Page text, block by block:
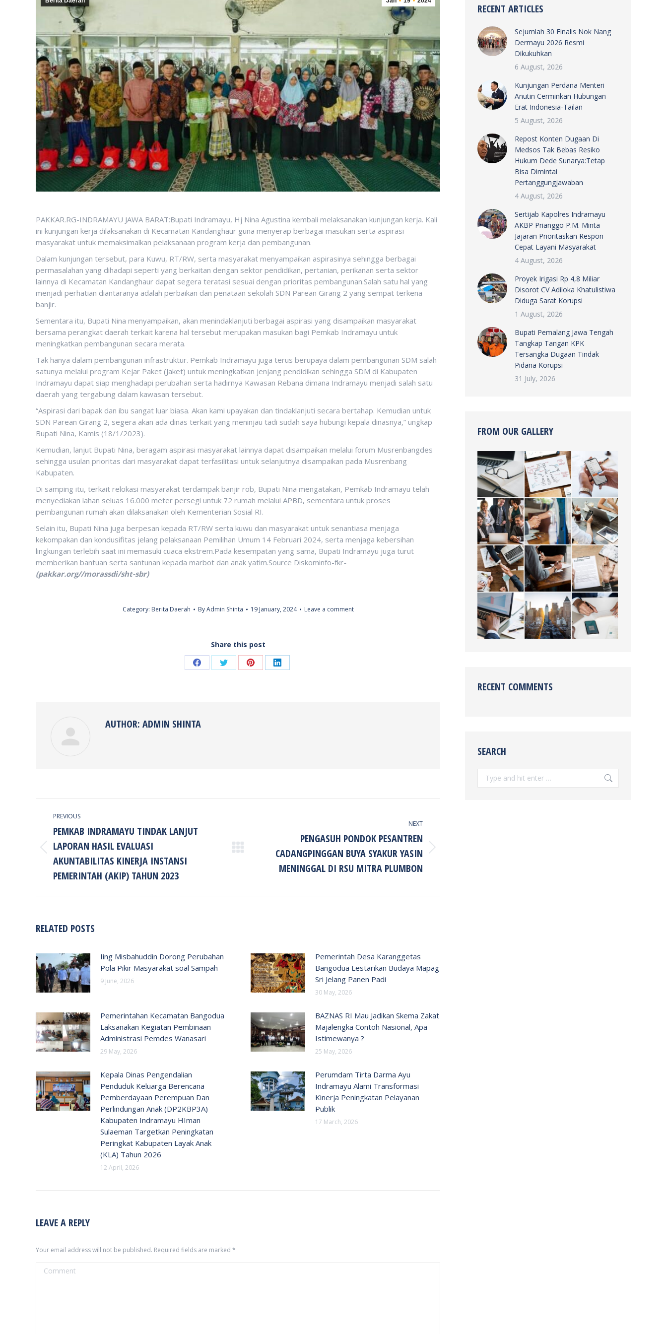
PAKKAR.RG-INDRAMAYU JAWA BARAT:Bupati Indramayu, Hj Nina Agustina kembali melaksanakan kunjungan kerja. Kali
ini kunjungan kerja dilaksanakan di Kecamatan Kandanghaur guna menyerap berbagai masukan serta aspirasi
masyarakat untuk memaksimalkan pelaksanaan program kerja dan pembangunan.
Dalam kunjungan tersebut, para Kuwu, RT/RW, serta masyarakat menyampaikan aspirasinya sehingga berbagai
permasalahan yang dihadapi seperti yang berkaitan dengan sektor pendidikan, pertanian, perikanan serta sektor
lainnya di Kecamatan Kandanghaur dapat segera teratasi sesuai dengan prioritas pembangunan.Salah satu hal yang
menjadi perhatian diantaranya adalah perbaikan dan penataan sekolah SDN Parean Girang 2 yang sempat terkena
banjir.
Sementara itu, Bupati Nina menyampaikan, akan menindaklanjuti berbagai aspirasi yang disampaikan masyarakat
bersama perangkat daerah terkait karena hal tersebut merupakan masukan bagi Pemkab Indramayu untuk
meningkatkan pembangunan secara merata.
Tak hanya dalam pembangunan infrastruktur. Pemkab Indramayu juga terus berupaya dalam pembangunan SDM salah
satunya melalui program Kejar Paket (Jaket) untuk meningkatkan jenjang pendidikan sehingga SDM di Kabupaten
Indramayu dapat siap menghadapi perubahan serta hadirnya Kawasan Rebana dimana Indramayu menjadi salah satu
daerah yang tergabung dalam kawasan tersebut.
“Aspirasi dari bapak dan ibu sangat luar biasa. Akan kami upayakan dan tindaklanjuti secara bertahap. Kemudian untuk
SDN Parean Girang 2, segera akan ada dinas terkait yang meninjau tadi sudah saya hubungi kepala dinasnya,” ungkap
Bupati Nina, Kamis (18/1/2023).
Kemudian, lanjut Bupati Nina, beragam aspirasi masyarakat lainnya dapat disampaikan melalui forum Musrenbangdes
sehingga usulan prioritas dari masyarakat dapat terfasilitasi untuk selanjutnya disampaikan pada Musrenbang
Kabupaten.
Di samping itu, terkait relokasi masyarakat terdampak banjir rob, Bupati Nina mengatakan, Pemkab Indramayu telah
menyediakan lahan seluas 16.000 meter persegi untuk 72 rumah melalui APBD, sementara untuk proses
pembangunan rumah akan dilaksanakan oleh Kementerian Sosial RI.
Selain itu, Bupati Nina juga berpesan kepada RT/RW serta kuwu dan masyarakat untuk senantiasa menjaga
kekompakan dan kondusifitas jelang pelaksanaan Pemilihan Umum 14 Februari 2024, serta menjaga kebersihan
lingkungan terlebih saat ini memasuki cuaca ekstrem.Pada kesempatan yang sama, Bupati Indramayu juga turut
memberikan bantuan serta santunan kepada marbot dan anak yatim.Source Diskominfo-fkr-
(pakkar.org//morassdi/sht-sbr)
Category: Berita Daerah ByAdmin Shinta 19 January, 2024 Leave a comment
Share this post
Share Share Share Share
AUTHOR: ADMIN SHINTA
NAVIGATION
PREVIOUS
Previous
post:
PEMKAB INDRAMAYU TINDAK LANJUT
LAPORAN HASIL EVALUASI
AKUNTABILITAS KINERJA INSTANSI
PEMERINTAH (AKIP) TAHUN 2023
NEXT
PENGASUH PONDOK PESANTREN
CADANGPINGGAN BUYA SYAKUR YASIN
MENINGGAL DI RSU MITRA PLUMBON
RELATED POSTS
Iing Misbahuddin Dorong Perubahan
Pola Pikir Masyarakat soal Sampah
9 June, 2026
Pemerintah Desa Karanggetas
Bangodua Lestarikan Budaya Mapag
Sri Jelang Panen Padi
30 May, 2026
Pemerintahan Kecamatan Bangodua
Laksanakan Kegiatan Pembinaan
Administrasi Pemdes Wanasari
29 May, 2026
BAZNAS RI Mau Jadikan Skema Zakat
Majalengka Contoh Nasional, Apa
Istimewanya ?
25 May, 2026
Kepala Dinas Pengendalian
Penduduk Keluarga Berencana
Pemberdayaan Perempuan Dan
Perlindungan Anak (DP2KBP3A)
Kabupaten Indramayu HIman
Sulaeman Targetkan Peningkatan
Peringkat Kabupaten Layak Anak
(KLA) Tahun 2026
12 April, 2026
Perumdam Tirta Darma Ayu
Indramayu Alami Transformasi
Kinerja Peningkatan Pelayanan
Publik
17 March, 2026
LEAVE A REPLY
Your email address will not be published. Required fields are marked *
Comment
RECENT ARTICLES
Sejumlah 30 Finalis Nok Nang
Dermayu 2026 Resmi
Dikukuhkan
6 August, 2026
Kunjungan Perdana Menteri
Anutin Cerminkan Hubungan
Erat Indonesia-Tailan
5 August, 2026
Repost Konten Dugaan Di
Medsos Tak Bebas Resiko
Hukum Dede Sunarya:Tetap
Bisa Dimintai
Pertanggungjawaban
4 August, 2026
Sertijab Kapolres Indramayu
AKBP Prianggo P.M. Minta
Jajaran Prioritaskan Respon
Cepat Layani Masyarakat
4 August, 2026
Proyek Irigasi Rp 4,8 Miliar
Disorot CV Adiloka Khatulistiwa
Diduga Sarat Korupsi
1 August, 2026
Bupati Pemalang Jawa Tengah
Tangkap Tangan KPK
Tersangka Dugaan Tindak
Pidana Korupsi
31 July, 2026
FROM OUR GALLERY
RECENT COMMENTS
SEARCH
Search: